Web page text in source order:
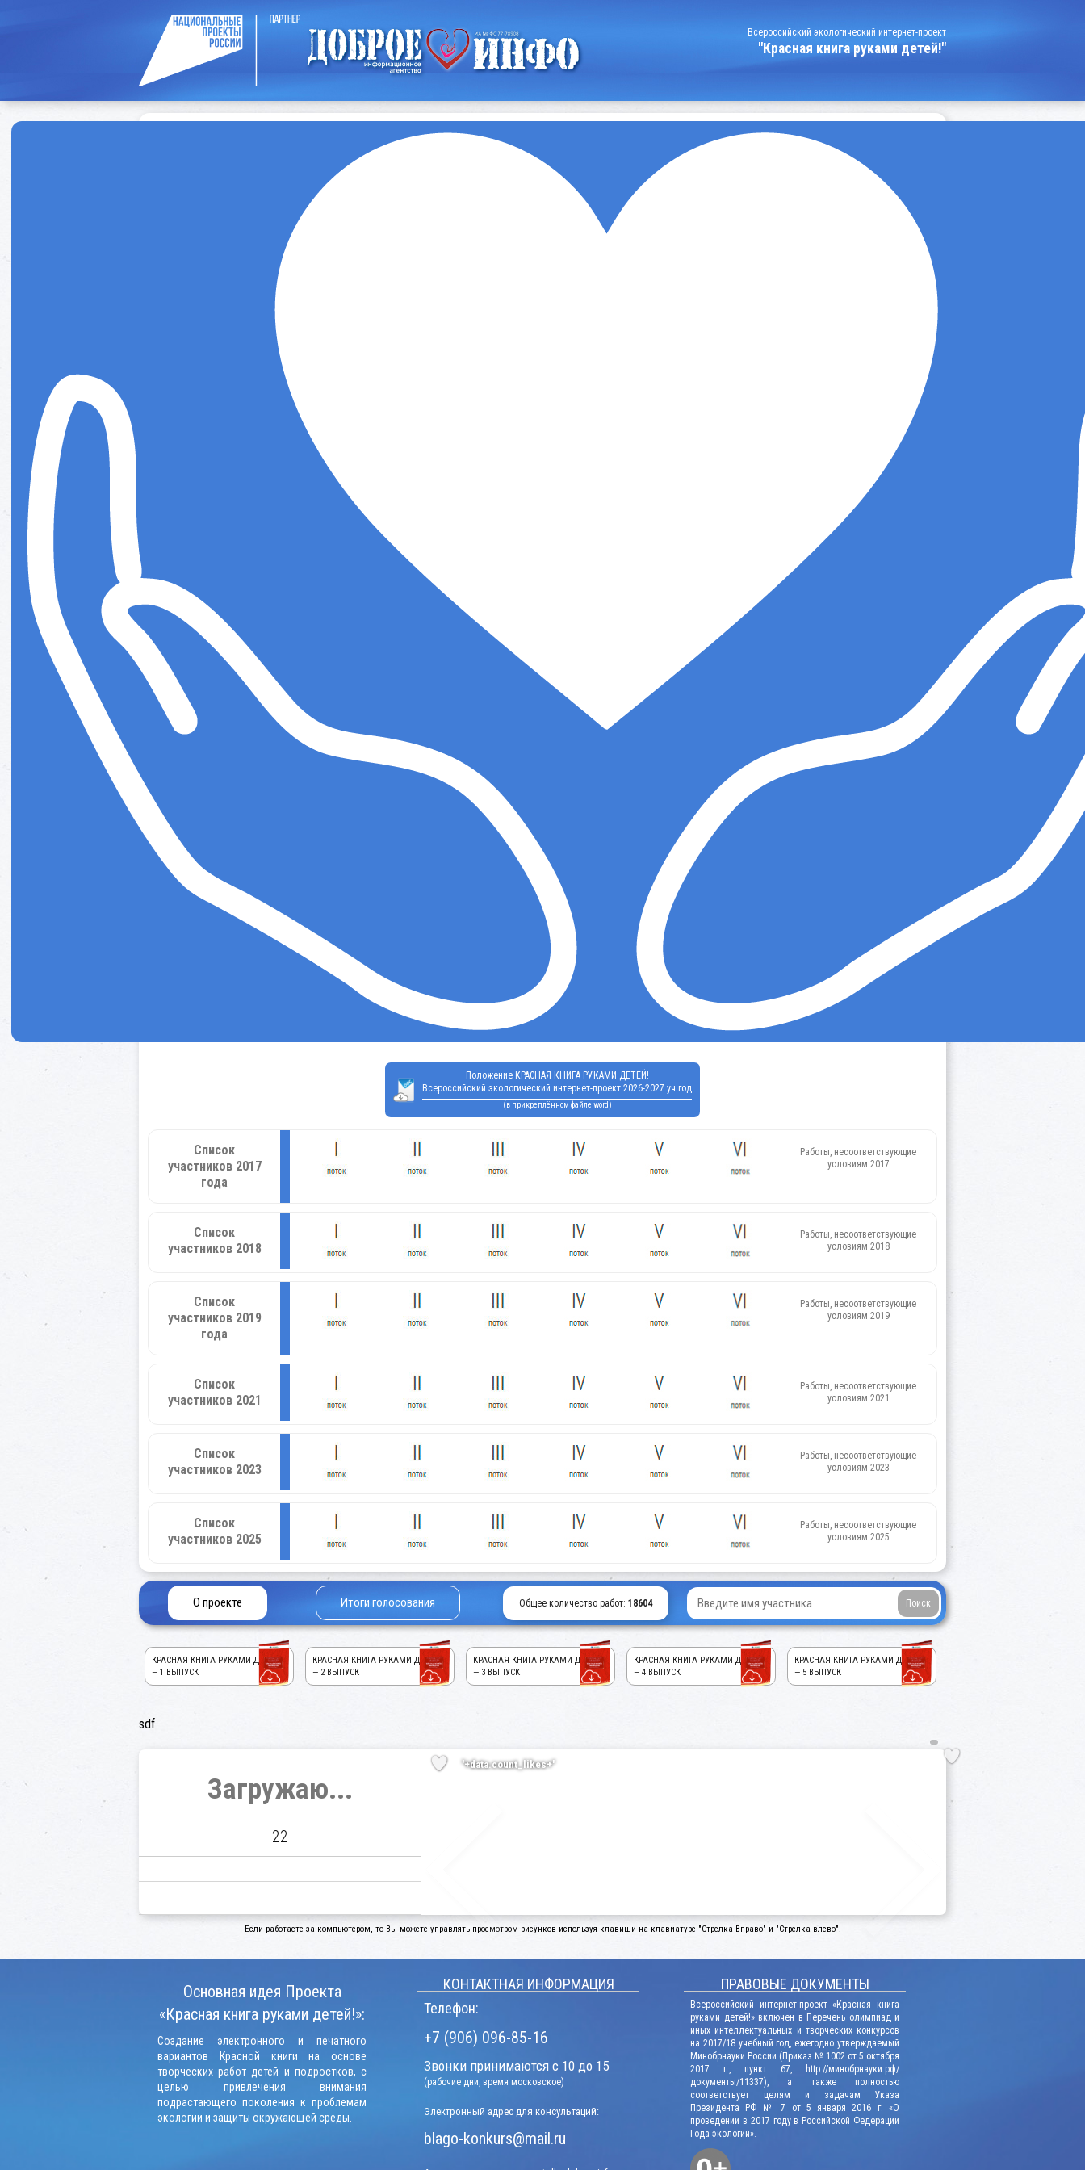
Всероссийский экологический интернет-проект
"Красная книга руками детей!"
Положение КРАСНАЯ КНИГА РУКАМИ ДЕТЕЙ!
Всероссийский экологический интернет-проект 2026-2027 уч.год
(в прикреплённом файле word)
Список
участников 2017
года
Работы, несоответствующие
условиям 2017
Список
участников 2018
Работы, несоответствующие
условиям 2018
Список
участников 2019
года
Работы, несоответствующие
условиям 2019
Список
участников 2021
Работы, несоответствующие
условиям 2021
Список
участников 2023
Работы, несоответствующие
условиям 2023
Список
участников 2025
Работы, несоответствующие
условиям 2025
О проекте Итоги голосования Общее количество работ: 18604
КРАСНАЯ КНИГА РУКАМИ ДЕТЕЙ!
— 1 ВЫПУСК
КРАСНАЯ КНИГА РУКАМИ ДЕТЕЙ!
— 2 ВЫПУСК
КРАСНАЯ КНИГА РУКАМИ ДЕТЕЙ!
— 3 ВЫПУСК
КРАСНАЯ КНИГА РУКАМИ ДЕТЕЙ!
— 4 ВЫПУСК
КРАСНАЯ КНИГА РУКАМИ ДЕТЕЙ!
— 5 ВЫПУСК
sdf
Загружаю...
22
'+data.count_likes+'
Если работаете за компьютером, то Вы можете управлять просмотром рисунков используя клавиши на клавиатуре "Стрелка Вправо" и "Стрелка влево".
Основная идея Проекта
«Красная книга руками детей!»:
Создание электронного и печатного
вариантов Красной книги на основе
творческих работ детей и подростков, с
целью привлечения внимания
подрастающего поколения к проблемам
экологии и защиты окружающей среды.
КОНТАКТНАЯ ИНФОРМАЦИЯ
Телефон:
+7 (906) 096-85-16
Звонки принимаются с 10 до 15
(рабочие дни, время московское)
Электронный адрес для консультаций:
blago-konkurs@mail.ru
ПРАВОВЫЕ ДОКУМЕНТЫ
Всероссийский интернет-проект «Красная книга
руками детей!» включен в Перечень олимпиад и
иных интеллектуальных и творческих конкурсов
на 2017/18 учебный год, ежегодно утверждаемый
Минобрнауки России (Приказ № 1002 от 5 октября
2017 г., пункт 67, http://минобрнауки.рф/
документы/11337), а также полностью
соответствует целям и задачам Указа
Президента РФ № 7 от 5 января 2016 г. «О
проведении в 2017 году в Российской Федерации
Года экологии».